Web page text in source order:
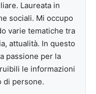
Laureata in
sociali. Mi occupo
varie tematiche tra
attualità. In questo
passione per la
le informazioni
di persone.